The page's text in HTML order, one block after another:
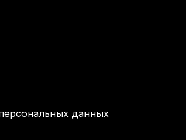
данных